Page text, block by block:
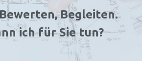
Begleiten.
ich für Sie tun?